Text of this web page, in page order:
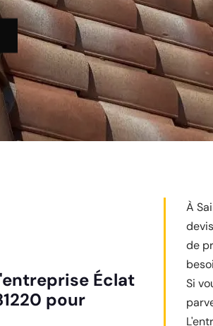
Éclat
pour
À
de
Si